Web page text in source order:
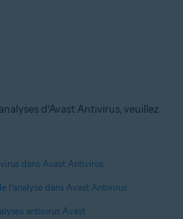
d’Avast Antivirus, veuillez
dans Avast Antivirus
l’analyse dans Avast Antivirus
antivirus Avast